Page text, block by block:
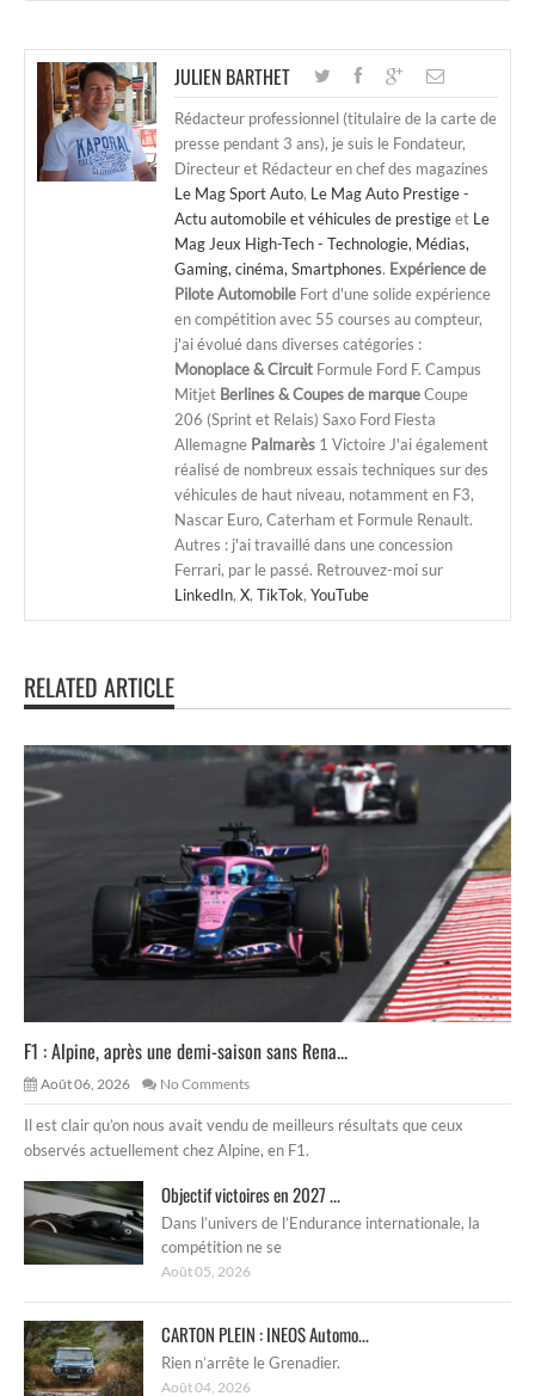
JULIEN BARTHET
Rédacteur professionnel (titulaire de la carte de
presse pendant 3 ans), je suis le Fondateur,
Directeur et Rédacteur en chef des magazines
Le Mag Sport Auto, Le Mag Auto Prestige -
Actu automobile et véhicules de prestigeet Le
Mag Jeux High-Tech - Technologie, Médias,
Gaming, cinéma, Smartphones. Expérience de
Pilote Automobile Fort d'une solide expérience
en compétition avec 55 courses au compteur,
j'ai évolué dans diverses catégories :
Monoplace & Circuit Formule Ford F. Campus
Mitjet Berlines & Coupes de marqueCoupe
206 (Sprint et Relais) Saxo Ford Fiesta
Allemagne Palmarès 1 Victoire J'ai également
réalisé de nombreux essais techniques sur des
véhicules de haut niveau, notamment en F3,
Nascar Euro, Caterham et Formule Renault.
Autres : j'ai travaillé dans une concession
Ferrari, par le passé. Retrouvez-moi sur
LinkedIn, X, TikTok, YouTube
RELATED ARTICLE
F1 : Alpine, après une demi-saison sans Rena...
Août 06, 2026 No Comments
Il est clair qu’on nous avait vendu de meilleurs résultats que ceux
observés actuellement chez Alpine, en F1.
Objectif victoires en 2027 ...
Dans l’univers de l’Endurance internationale, la
compétition ne se
Août 05, 2026
CARTON PLEIN : INEOS Automo...
Rien n’arrête le Grenadier.
Août 04, 2026